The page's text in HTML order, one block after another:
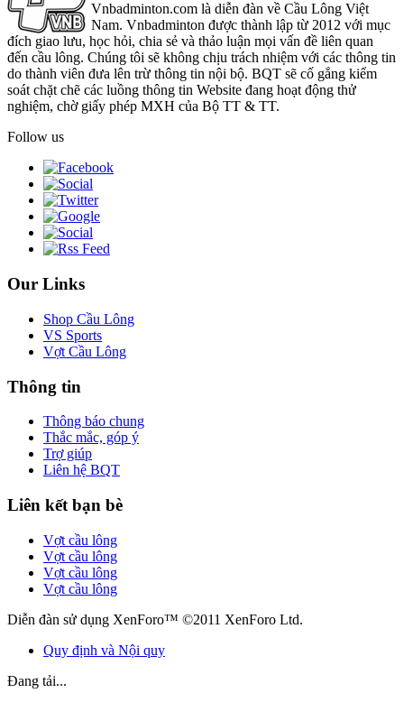
Vnbadminton.com là diễn đàn về Cầu Lông Việt
Nam. Vnbadminton được thành lập từ 2012 với mục
đích giao lưu, học hỏi, chia sẻ và thảo luận mọi vấn đề liên quan
đến cầu lông. Chúng tôi sẽ không chịu trách nhiệm với các thông tin
do thành viên đưa lên trừ thông tin nội bộ. BQT sẽ cố gắng kiểm
soát chặt chẽ các luồng thông tin Website đang hoạt động thử
nghiệm, chờ giấy phép MXH của Bộ TT & TT.
Follow us
Our Links
Shop Cầu Lông
VS Sports
Vợt Cầu Lông
Thông tin
Thông báo chung
Thắc mắc, góp ý
Trợ giúp
Liên hệ BQT
Liên kết bạn bè
Vợt cầu lông
Vợt cầu lông
Vợt cầu lông
Vợt cầu lông
Diễn đàn sử dụng XenForo™ ©2011 XenForo Ltd.
Quy định và Nội quy
Đang tải...